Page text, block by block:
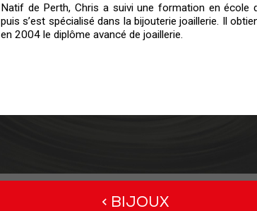
Natif de Perth, Chris a suivi une formation en école
puis s’est spécialisé dans la bijouterie joaillerie. Il
en 2004 le diplôme avancé de joaillerie.
< BIJOUX